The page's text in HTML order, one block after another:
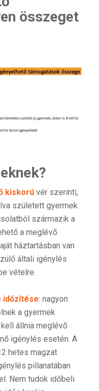
összeget
kiskorúvér szerinti,
született gyermek
származik a
a meglévő
háztartásban van
általi igénylés
vételre.
időzítése: nagyon
a gyermek
állnia meglévő
igénylés esetén. A
hetes magzat
pillanatában
Nem tudok időbeli